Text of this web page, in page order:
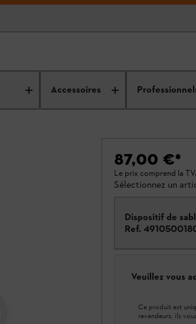
Accessoires
87,00 €*
Le prix comprend la
Sélectionnez un
Dispositif de
Ref.
Veuillez vous
Ce produit est
revendeurs, ils